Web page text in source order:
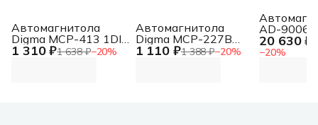
1 310 ₽1 638 ₽−20%
Автомагнитола
Digma MCP-413 1DIN
4x45Вт v5.0 USB 2.0
1 110 ₽1 388 ₽−20%
Автомагнитола
Digma MCP-227B
1DIN 2x45Вт v5.0
20 630 ₽
−20%
AD-
4x50Вт
6144Mb